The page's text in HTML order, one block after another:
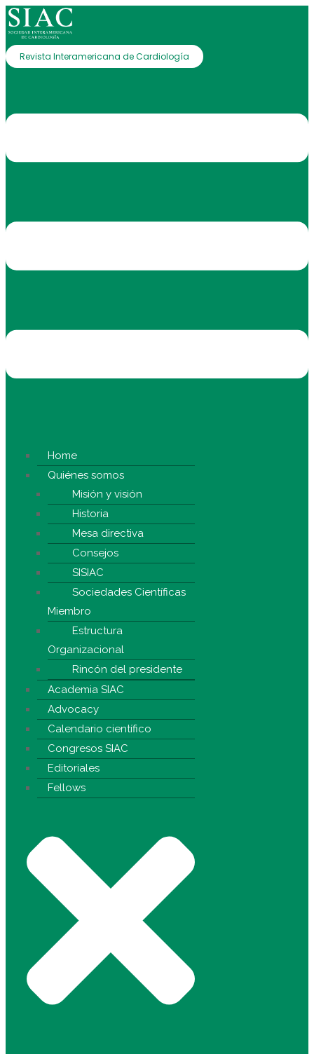
Revista Interamericana de Cardiología
Home
Quiénes somos
Misión y visión
Historia
Mesa directiva
Consejos
SISIAC
Sociedades Científicas
Miembro
Estructura
Organizacional
Rincón del presidente
Academia SIAC
Advocacy
Calendario científico
Congresos SIAC
Editoriales
Fellows